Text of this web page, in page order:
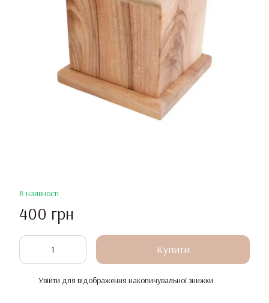
В наявності
400 грн
Купити
Увійти для відображення накопичувальної знижки